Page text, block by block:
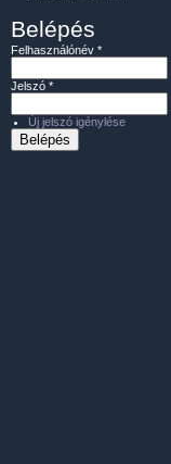
Belépés
Felhasználónév *
Jelszó *
Új jelszó igénylése